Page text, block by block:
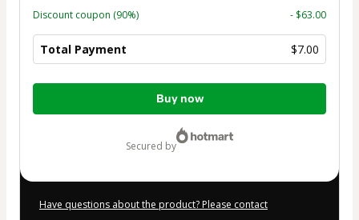
Discount coupon (90%) - $63.00
Total Payment $7.00
Total
Buy now
secured by
Have questions about the product? Please contact